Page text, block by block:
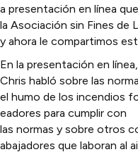
a presentación en línea
la Asociación sin Fines de
y ahora le compartimos
En la presentación en línea,
Chris habló sobre las
el humo de los incendios
eadores para cumplir con
las normas y sobre otros
abajadores que laboran al